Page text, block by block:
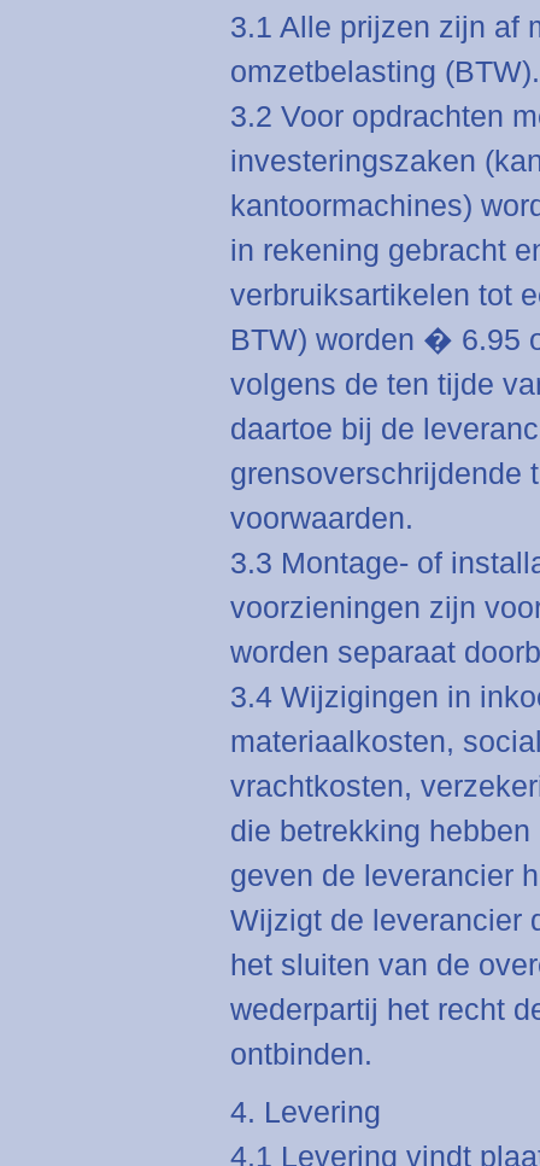
3.1 Alle prijzen zijn af
omzetbelasting (BTW).
3.2 Voor opdrachten
investeringszaken
kantoormachines)
in rekening gebracht
verbruiksartikelen tot
BTW) worden � 6.95
volgens de ten tijde
daartoe bij de
grensoverschrijdende
voorwaarden.
3.3 Montage- of
voorzieningen zijn
worden separaat
3.4 Wijzigingen in
materiaalkosten,
vrachtkosten,
die betrekking
geven de leverancier
Wijzigt de leverancier
het sluiten van de
wederpartij het recht
ontbinden.
4. Levering
4.1 Levering vindt